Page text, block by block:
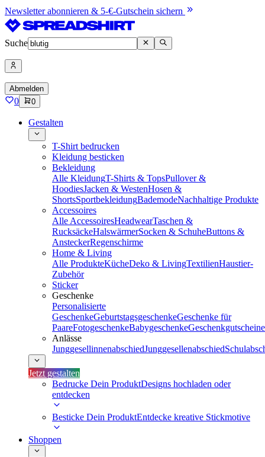
Newsletter abonnieren & 5-€-Gutschein sichern
Suche
Abmelden
0 0
Gestalten
T-Shirt bedrucken
Kleidung besticken
Bekleidung
Alle KleidungT-Shirts & TopsPullover &
HoodiesJacken & WestenHosen &
ShortsSportbekleidungBademodeNachhaltige Produkte
Accessoires
Alle AccessoiresHeadwearTaschen &
RucksäckeHalswärmerSocken & SchuheButtons &
AnsteckerRegenschirme
Home & Living
Alle ProdukteKücheDeko & LivingTextilienHaustier-
Zubehör
Sticker
Geschenke
Personalisierte
GeschenkeGeburtstagsgeschenkeGeschenke für
PaareFotogeschenkeBabygeschenkeGeschenkgutscheine
Anlässe
JunggesellinnenabschiedJunggesellenabschied
Jetzt gestalten
Bedrucke Dein ProduktDesigns hochladen oder
entdecken
Besticke Dein ProduktEntdecke kreative Stickmotive
Shoppen